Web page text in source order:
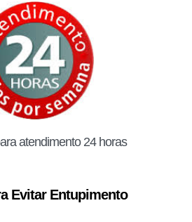
atendimento 24 horas
Evitar Entupimento